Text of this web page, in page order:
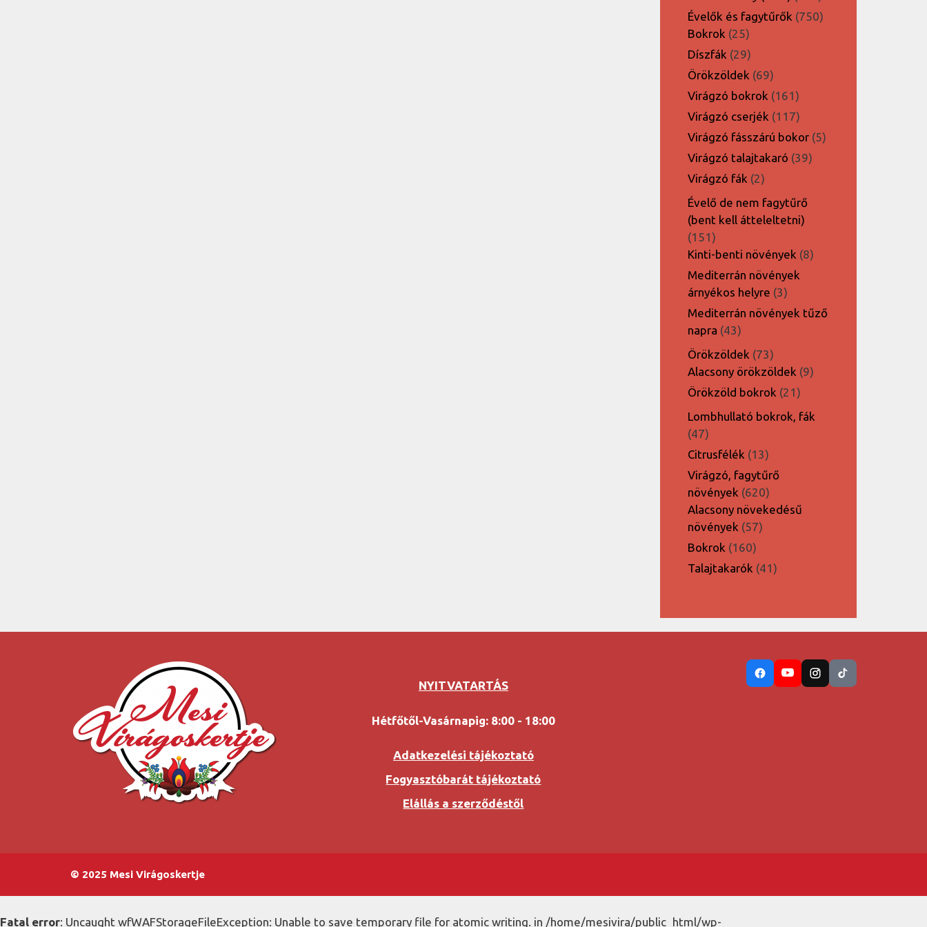
termék
Évelők és fagytűrők 750750
Bokrok 2525
termék
Díszfák 2929
termék
Örökzöldek 6969
termék
Virágzó bokrok 161161
termék
Virágzó cserjék 117117
termék
Virágzó fásszárú bokor 55
Virágzó talajtakaró 3939
Virágzó fák 22
termék
Évelő de nem fagytűrő
(bent kell átteleltetni)
151151
termék
Kinti-benti növények 88
Mediterrán növények
árnyékos helyre 33
termék
Mediterrán növények tűző
napra 4343
termék
Örökzöldek 7373
termék
Alacsony örökzöldek 99
Örökzöld bokrok 2121
termék
Lombhullató bokrok, fák
4747
termék
Citrusfélék 1313
termék
Virágzó, fagytűrő
növények 620620
termék
Alacsony növekedésű
növények 5757
Bokrok 160160
termék
Talajtakarók 4141
NYITVATARTÁS
Hétfőtől-Vasárnapig: 8:00 - 18:00
Adatkezelési tájékoztató
Fogyasztóbarát tájékoztató
Elállás a szerződéstől
© 2025 Mesi Virágoskertje
Fatal error: Uncaught wfWAFStorageFileException: Unable to save temporary file for atomic writing. in /home/mesivira/public_html/wp-